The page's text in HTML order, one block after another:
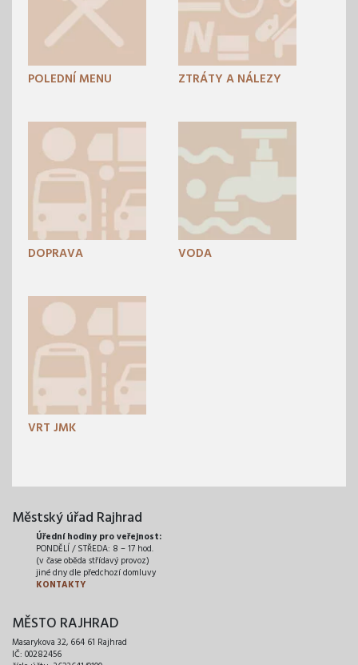
POLEDNÍ MENU ZTRÁTY A NÁLEZY
DOPRAVA VODA
VRT JMK
Městský úřad Rajhrad
Úřední hodiny pro veřejnost:
PONDĚLÍ / STŘEDA: 8 – 17 hod.
(v čase oběda střídavý provoz)
jiné dny dle předchozí domluvy
KONTAKTY
MĚSTO RAJHRAD
Masarykova 32, 664 61 Rajhrad
IČ: 00282456